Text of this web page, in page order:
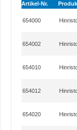
Artikel-Nr.
654000
654002
654010
654012
654020